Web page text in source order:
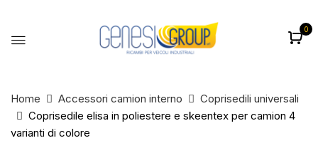
0
Home Accessori camion interno
Coprisedili universali
Coprisedile elisa in poliestere e skeentex per camion 4
varianti di colore
BE THE FIRST TO REVIEW
SKEENTEX PER CAMION 4 VARIANTI
DI COLORE”